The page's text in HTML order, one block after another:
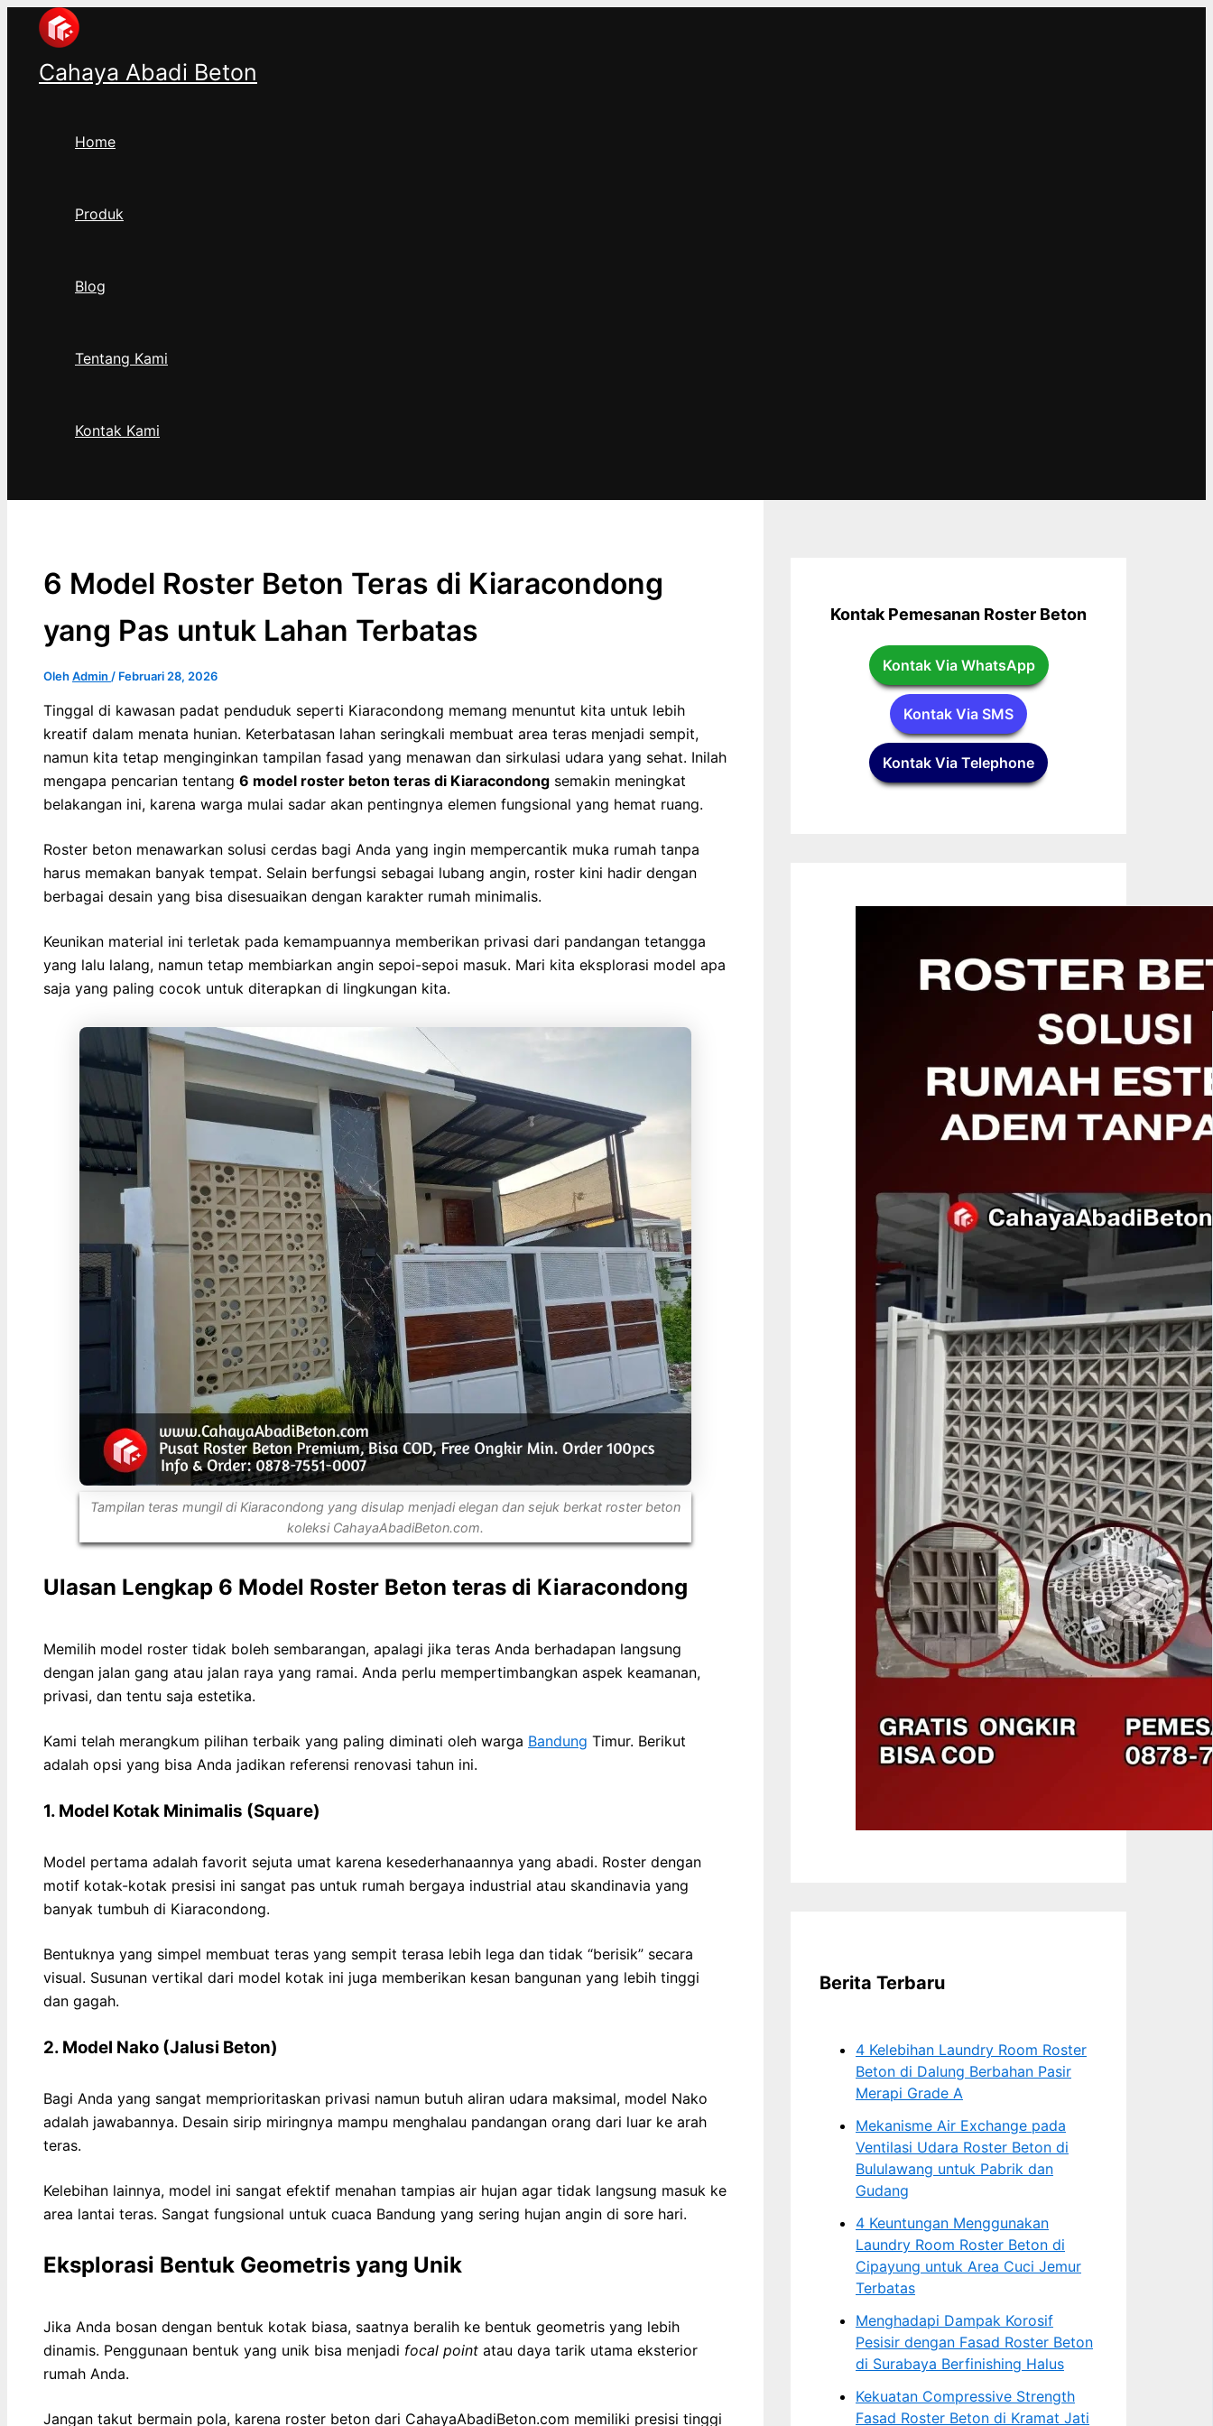
Lewati
Cahaya Abadi Beton
Home
Produk
Blog
Tentang Kami
Kontak Kami
6 Model Roster Beton Teras di Kiaracondong
yang Pas untuk Lahan Terbatas
OlehAdmin / Februari 28, 2026
Tinggal di kawasan padat penduduk seperti Kiaracondong memang menuntut kita untuk lebih
kreatif dalam menata hunian. Keterbatasan lahan seringkali membuat area teras menjadi sempit,
namun kita tetap menginginkan tampilan fasad yang menawan dan sirkulasi udara yang sehat. Inilah
mengapa pencarian tentang 6 model roster beton teras di Kiaracondong semakin meningkat
belakangan ini, karena warga mulai sadar akan pentingnya elemen fungsional yang hemat ruang.
Roster beton menawarkan solusi cerdas bagi Anda yang ingin mempercantik muka rumah tanpa
harus memakan banyak tempat. Selain berfungsi sebagai lubang angin, roster kini hadir dengan
berbagai desain yang bisa disesuaikan dengan karakter rumah minimalis.
Keunikan material ini terletak pada kemampuannya memberikan privasi dari pandangan tetangga
yang lalu lalang, namun tetap membiarkan angin sepoi-sepoi masuk. Mari kita eksplorasi model apa
saja yang paling cocok untuk diterapkan di lingkungan kita.
Tampilan teras mungil di Kiaracondong yang disulap menjadi elegan dan sejuk berkat roster beton
koleksi CahayaAbadiBeton.com.
Ulasan Lengkap 6 Model Roster Beton teras di Kiaracondong
Memilih model roster tidak boleh sembarangan, apalagi jika teras Anda berhadapan langsung
dengan jalan gang atau jalan raya yang ramai. Anda perlu mempertimbangkan aspek keamanan,
privasi, dan tentu saja estetika.
Kami telah merangkum pilihan terbaik yang paling diminati oleh warga Bandung Timur. Berikut
adalah opsi yang bisa Anda jadikan referensi renovasi tahun ini.
1. Model Kotak Minimalis (Square)
Model pertama adalah favorit sejuta umat karena kesederhanaannya yang abadi. Roster dengan
motif kotak-kotak presisi ini sangat pas untuk rumah bergaya industrial atau skandinavia yang
banyak tumbuh di Kiaracondong.
Bentuknya yang simpel membuat teras yang sempit terasa lebih lega dan tidak “berisik” secara
visual. Susunan vertikal dari model kotak ini juga memberikan kesan bangunan yang lebih tinggi
dan gagah.
2. Model Nako (Jalusi Beton)
Bagi Anda yang sangat memprioritaskan privasi namun butuh aliran udara maksimal, model Nako
adalah jawabannya. Desain sirip miringnya mampu menghalau pandangan orang dari luar ke arah
teras.
Kelebihan lainnya, model ini sangat efektif menahan tampias air hujan agar tidak langsung masuk ke
area lantai teras. Sangat fungsional untuk cuaca Bandung yang sering hujan angin di sore hari.
Eksplorasi Bentuk Geometris yang Unik
Jika Anda bosan dengan bentuk kotak biasa, saatnya beralih ke bentuk geometris yang lebih
dinamis. Penggunaan bentuk yang unik bisa menjadi focal point atau daya tarik utama eksterior
rumah Anda.
Jangan takut bermain pola, karena roster beton dari CahayaAbadiBeton.com memiliki presisi tinggi
Ketik
di
sini..
Name* Email*
Situs
Kontak Pemesanan Roster Beton
Kontak Via WhatsApp
Kontak Via SMS
Kontak Via Telephone
Berita Terbaru
4 Kelebihan Laundry Room Roster
Beton di Dalung Berbahan Pasir
Merapi Grade A
Mekanisme Air Exchange pada
Ventilasi Udara Roster Beton di
Bululawang untuk Pabrik dan
Gudang
4 Keuntungan Menggunakan
Laundry Room Roster Beton di
Cipayung untuk Area Cuci Jemur
Terbatas
Menghadapi Dampak Korosif
Pesisir dengan Fasad Roster Beton
di Surabaya Berfinishing Halus
Kekuatan Compressive Strength
Fasad Roster Beton di Kramat Jati